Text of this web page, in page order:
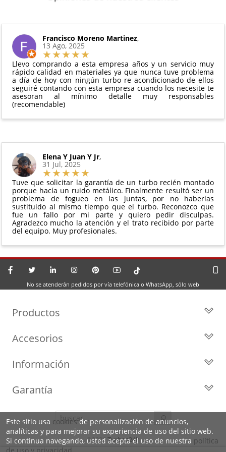
6 meses de garantía
y compresores de aire acondicionado.
Todas nuestras garantías cumplen con la legislación
vigente. Consulta nuestras
para más información.
pedido.
El productono debe haber sido montado ni
manipulado
Debe devolverse en su
perfectas condiciones
Francisco Moreno Martinez,
13 Ago, 2025
Llevo comprando a esta empresa años y un servicio muy
rápido calidad en materiales ya que nunca tuve problema
a día de hoy con ningún turbo re acondicionado de ellos
seguiré contando con esta empresa cuando los necesite te
asesoran al mínimo detalle muy responsables
(recomendable)
Elena Y Juan Y Jr,
31 Jul, 2025
Tuve que solicitar la garantía de un turbo recién montado
porque hacía un ruido metálico. Finalmente resultó ser un
problema de fogueo en las juntas, por no haberlas
sustituido al mismo tiempo que el turbo. Reconozco que
fue un fallo por mi parte y quiero pedir disculpas.
Agradezco mucho la atención y el trato recibido por parte
del equipo. Muy profesionales.
No se atenderán pedidos por vía telefónica o WhatsApp, sólo web
Productos
Turbos por Marca
Cartuchos
Accesorios
Geometrías
Kits de Juntas
Motores de arranque
Información
Privacidad y Aviso Legal
Preguntas Frecuentes
Identifica tu turbo
Política de Cookies
Garantía
Líderes en el sector
Condiciones de venta,
envíos y devoluciones
©2026 Turbos24h
Este sitio usa cookiesde personalización de anuncios,
analíticas y para mejorar su experiencia de uso del sitio web.
Si continua navegando, usted acepta el uso de nuestra política